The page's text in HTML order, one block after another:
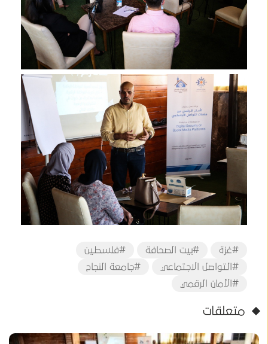
#غزة #بيت الصحافة
#فلسطين
#التواصل الاجتماعي
#جامعة النجاح
#الأمان الرقمي
متعلقات